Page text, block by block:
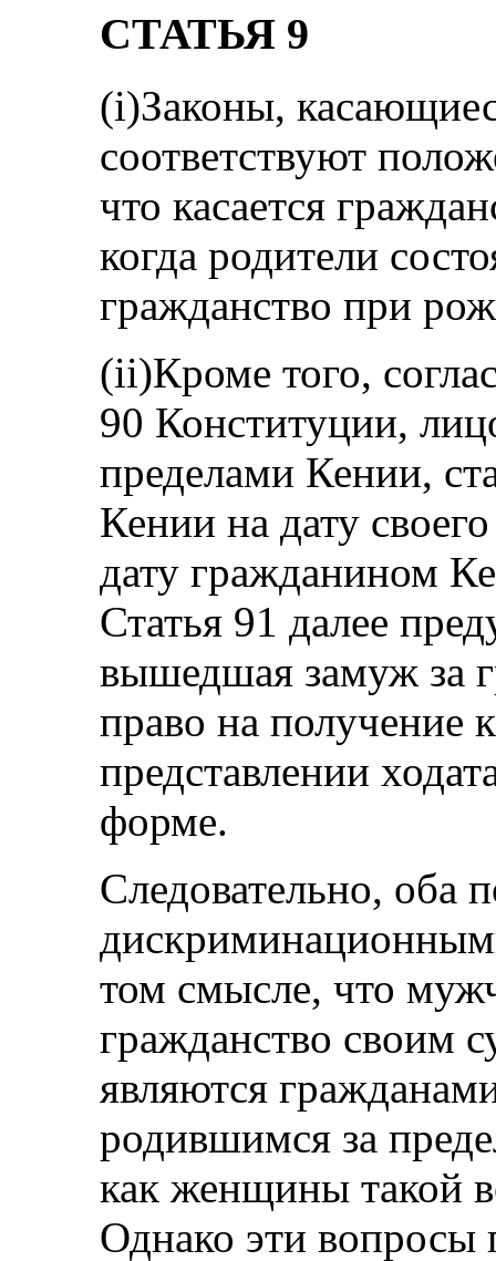
СТАТЬЯ 9
(i)Законы,
соответствуют
что касается
когда родители
гражданство при
(ii)Кроме того,
90 Конституции,
пределами Кении,
Кении на дату
дату гражданином
Статья 91 далее
вышедшая замуж за
право на получение
представлении
форме.
Следовательно, оба
том смысле, что
гражданство своим
являются
родившимся за
как женщины такой
Однако эти вопросы